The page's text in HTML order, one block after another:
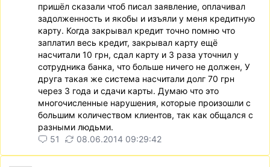
пришёл сказали чтоб писал заявление, оплачивал
задолженность и якобы и изъяли у меня кредитную
карту. Когда закрывал кредит точно помню что
заплатил весь кредит, закрывал карту ещё
насчитали 10 грн, сдал карту и 3 раза уточнил у
сотрудника банка, что больше ничего не должен, У
друга такая же система насчитали долг 70 грн
через 3 года и сдачи карты. Думаю что это
многочисленные нарушения, которые произошли с
большим количеством клиентов, так как общался с
разными людьми.
51
08.06.2014 09:29:42